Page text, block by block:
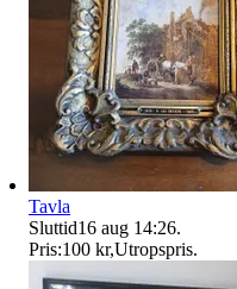
Tavla
Sluttid16 aug 14:26.
Pris:100 kr,Utropspris.